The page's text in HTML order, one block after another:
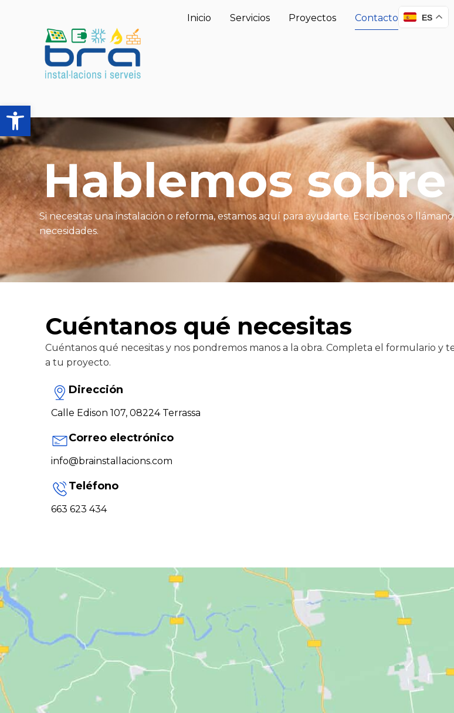
Abrir barra de herramientas
Inicio Servicios Proyectos Contacto ES
Hablemos
Si necesitas una instalación o reforma, estamos aquí para ayudarte. Escríbenos o
necesidades.
Cuéntanos qué necesitas
Cuéntanos qué necesitas y nos pondremos manos a la obra. Completa el formulario y
a tu proyecto.
Dirección
Calle Edison 107, 08224 Terrassa
Correo electrónico
info@brainstallacions.com
Teléfono
663 623 434